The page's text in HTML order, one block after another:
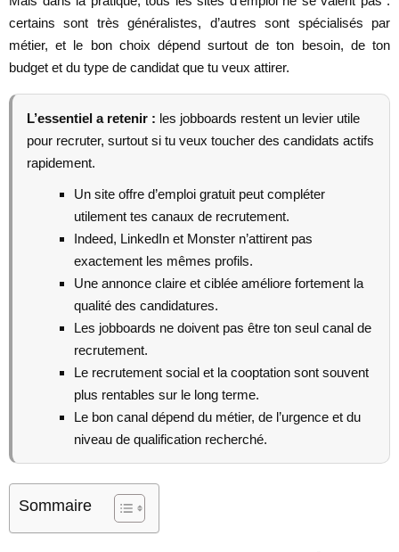
certains sont très généralistes, d’autres sont spécialisés par
métier, et le bon choix dépend surtout de ton besoin, de ton
budget et du type de candidat que tu veux attirer.
L’essentiel a retenir : les jobboards restent un levier utile
pour recruter, surtout si tu veux toucher des candidats actifs
rapidement.
Un site offre d’emploi gratuit peut compléter
utilement tes canaux de recrutement.
Indeed, LinkedIn et Monster n’attirent pas
exactement les mêmes profils.
Une annonce claire et ciblée améliore fortement la
qualité des candidatures.
Les jobboards ne doivent pas être ton seul canal de
recrutement.
Le recrutement social et la cooptation sont souvent
plus rentables sur le long terme.
Le bon canal dépend du métier, de l’urgence et du
niveau de qualification recherché.
Sommaire